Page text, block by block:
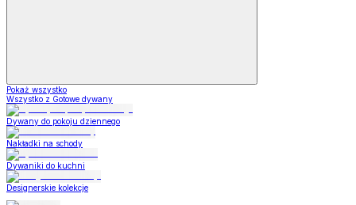
Pokaż wszystko
Wszystko z Gotowe dywany
Dywany do pokoju dziennego
Nakładki na schody
Dywaniki do kuchni
Designerskie kolekcje